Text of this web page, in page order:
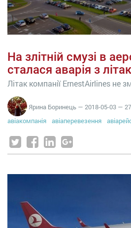
На злітній смузі в
сталася аварія з
Літак компанії ErnestAirlines не
Ярина Боринець — 2018-05-03 —
авіакомпанія
авіаперевезення